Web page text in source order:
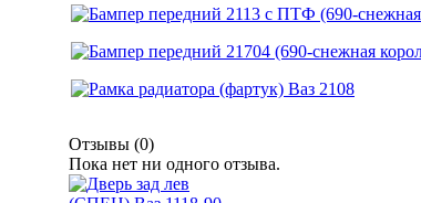
Отзывы (0)
Пока нет ни одного отзыва.